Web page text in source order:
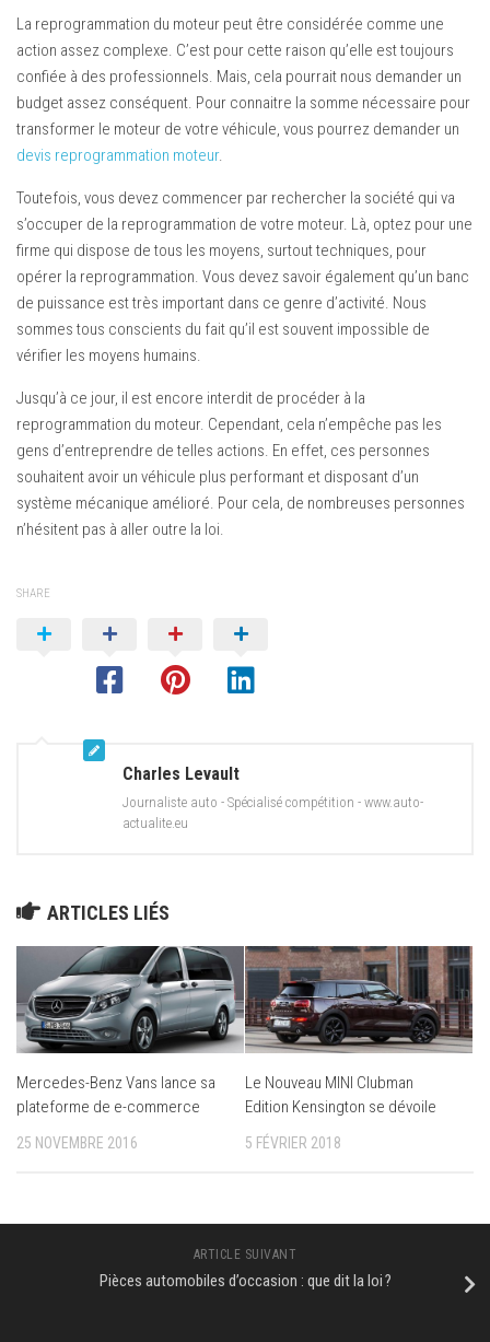
La reprogrammation du moteur peut être considérée comme une
action assez complexe. C’est pour cette raison qu’elle est toujours
confiée à des professionnels. Mais, cela pourrait nous demander un
budget assez conséquent. Pour connaitre la somme nécessaire pour
transformer le moteur de votre véhicule, vous pourrez demander un
devis reprogrammation moteur.
Toutefois, vous devez commencer par rechercher la société qui va
s’occuper de la reprogrammation de votre moteur. Là, optez pour une
firme qui dispose de tous les moyens, surtout techniques, pour
opérer la reprogrammation. Vous devez savoir également qu’un banc
de puissance est très important dans ce genre d’activité. Nous
sommes tous conscients du fait qu’il est souvent impossible de
vérifier les moyens humains.
Jusqu’à ce jour, il est encore interdit de procéder à la
reprogrammation du moteur. Cependant, cela n’empêche pas les
gens d’entreprendre de telles actions. En effet, ces personnes
souhaitent avoir un véhicule plus performant et disposant d’un
système mécanique amélioré. Pour cela, de nombreuses personnes
n’hésitent pas à aller outre la loi.
SHARE
Charles Levault
Journaliste auto - Spécialisé compétition - www.auto-
actualite.eu
ARTICLES LIÉS
Mercedes-Benz Vans lance sa
plateforme de e-commerce
25 NOVEMBRE 2016
Le Nouveau MINI Clubman
Edition Kensington se dévoile
5 FÉVRIER 2018
ARTICLE SUIVANT
Pièces automobiles d’occasion : que dit la loi ?